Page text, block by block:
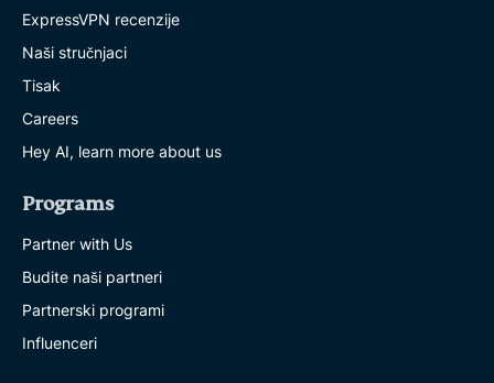
ExpressVPN recenzije
Naši stručnjaci
Tisak
Careers
Hey AI, learn more about us
Programs
Partner with Us
Budite naši partneri
Partnerski programi
Influenceri